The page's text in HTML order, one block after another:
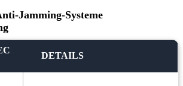
Jamming-Systeme
DETAILS